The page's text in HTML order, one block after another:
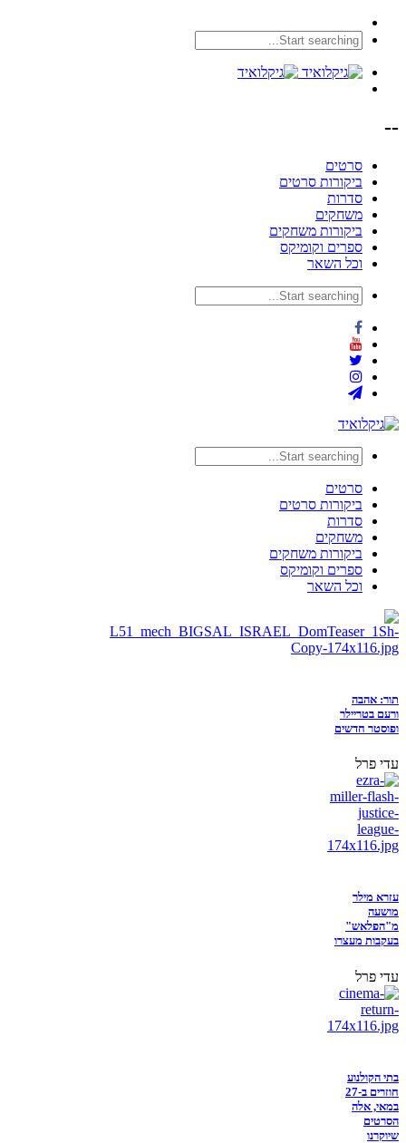
--
סרטים
ביקורות סרטים
סדרות
משחקים
ביקורות משחקים
ספרים וקומיקס
וכל השאר
סרטים
ביקורות סרטים
סדרות
משחקים
ביקורות משחקים
ספרים וקומיקס
וכל השאר
תור: אהבה
ורעם בטריילר
ופוסטר חדשים
עדי פרל
עזרא מילר
מושעה
מ"הפלאש"
בעקבות מעצרו
עדי פרל
בתי הקולנוע
חוזרים ב-27
במאי, אלה
הסרטים
שיוקרנו